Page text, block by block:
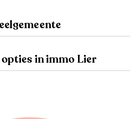
in immo Lier